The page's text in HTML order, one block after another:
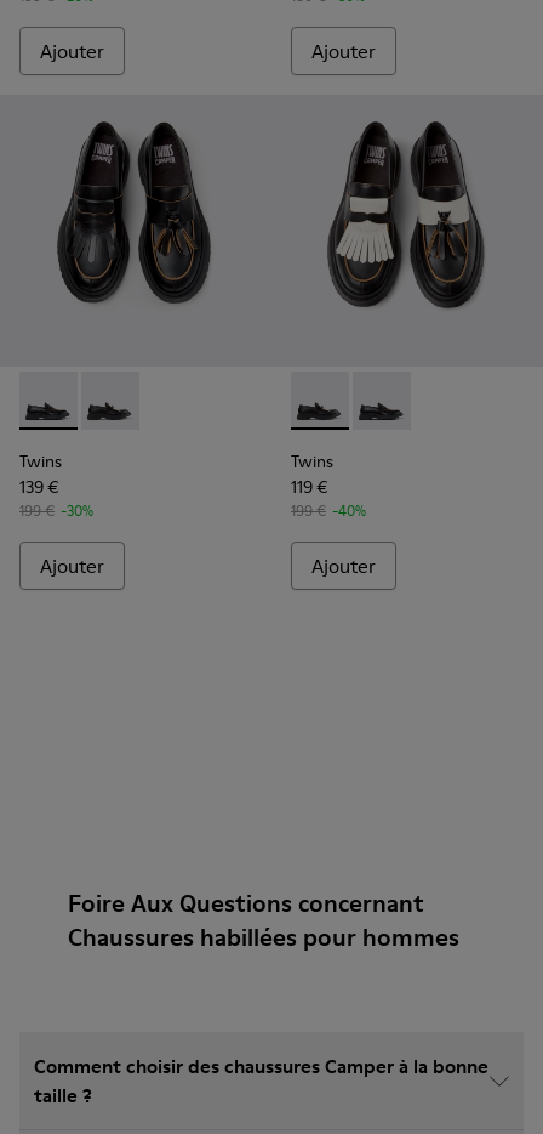
Ajouter Ajouter
Twins - K101113-001 - Chaussures bateau en cuir noir Pour
Twins - K101113-002 - Chaussures bateau en cuir
Twins
139 €
199 € -30%
Ajouter
Twins - K101113-002 -
Twins - K101113-
Twins
119 €
199 € -40%
Ajouter
Foire Aux Questions concernant
Chaussures habillées pour hommes
Comment choisir des chaussures Camper à la bonne
taille ?